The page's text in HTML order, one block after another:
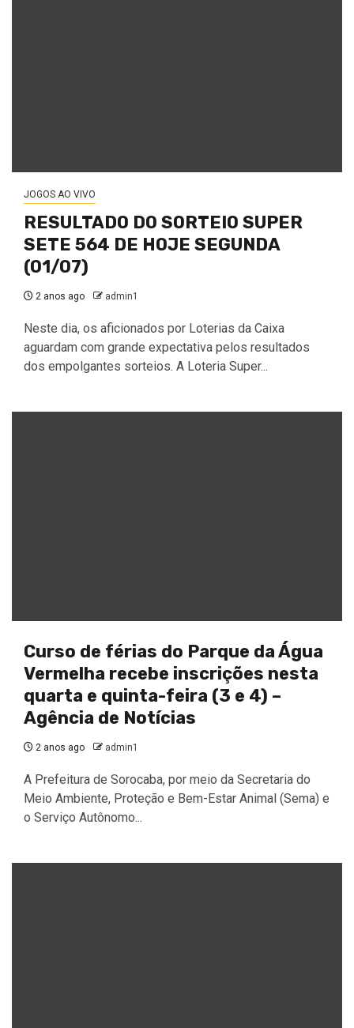
JOGOS AO VIVO
RESULTADO DO SORTEIO SUPER
SETE 564 DE HOJE SEGUNDA
(01/07)
2 anos ago admin1
Neste dia, os aficionados por Loterias da Caixa
aguardam com grande expectativa pelos resultados
dos empolgantes sorteios. A Loteria Super...
Curso de férias do Parque da Água
Vermelha recebe inscrições nesta
quarta e quinta-feira (3 e 4) –
Agência de Notícias
2 anos ago admin1
A Prefeitura de Sorocaba, por meio da Secretaria do
Meio Ambiente, Proteção e Bem-Estar Animal (Sema) e
o Serviço Autônomo...